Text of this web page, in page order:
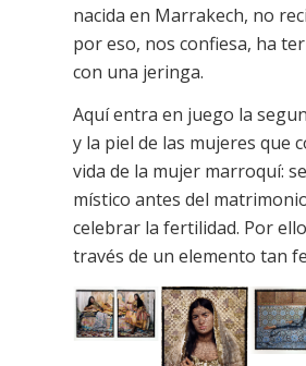
nacida en Marrakech, no
por eso, nos confiesa, ha
con una jeringa.
Aquí entra en juego la
y la piel de las mujeres que
vida de la mujer marroquí:
místico antes del
celebrar la fertilidad. Por
través de un elemento tan